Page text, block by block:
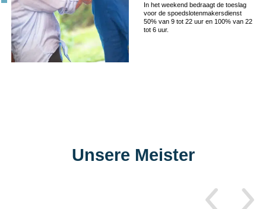
In het weekend bedraagt de toeslag
voor de spoedslotenmakersdienst
50% van 9 tot 22 uur en 100% van 22
tot 6 uur.
Unsere Meister